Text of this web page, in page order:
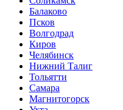
Балаково
Псков
Волгодрад
Киров
Челябинск
Нижний Талиг
Тольятти
Самара
Магнитогорск